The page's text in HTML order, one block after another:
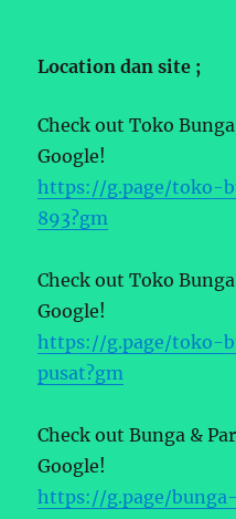
Location dan site ;
Check out Toko
Google!
https://g.page/toko-
893?gm
Check out Toko
Google!
https://g.page/toko-
pusat?gm
Check out Bunga &
Google!
https://g.page/